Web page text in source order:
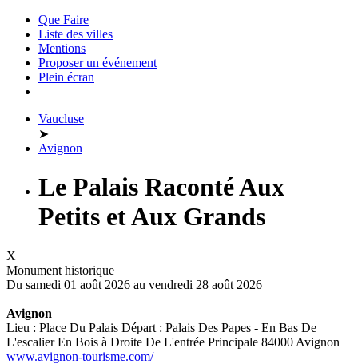
Que Faire
Liste des villes
Mentions
Proposer un événement
Plein écran
Vaucluse
➤
Avignon
Le Palais Raconté Aux
Petits et Aux Grands
X
Monument historique
Du samedi 01 août 2026 au vendredi 28 août 2026
Avignon
Lieu : Place Du Palais Départ : Palais Des Papes - En Bas De
L'escalier En Bois à Droite De L'entrée Principale 84000 Avignon
www.avignon-tourisme.com/